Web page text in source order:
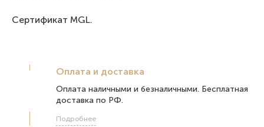
Сертификат MGL.
Оплата и доставка
Оплата наличными и безналичными. Бесплатная
доставка по РФ.
Подробнее